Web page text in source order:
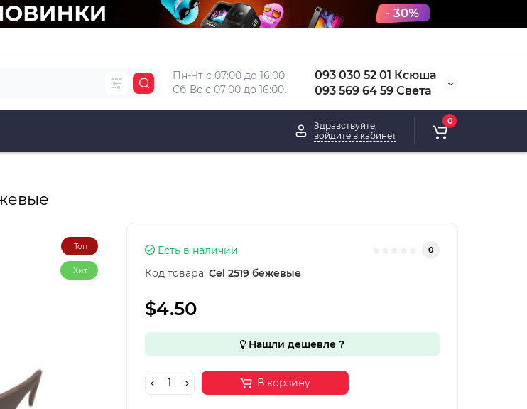
Пн-Чт с 07:00 до 16:00,
Сб-Вс с 07:00 до 16:00.
093 030 52 01 Ксюша
093 569 64 59 Света
Здравствуйте,
войдите в кабинет
0
Топ
Хит
Есть в наличии 0
Код товара: Cel 2519 бежевые
$4.50
Нашли дешевле ?
В корзину